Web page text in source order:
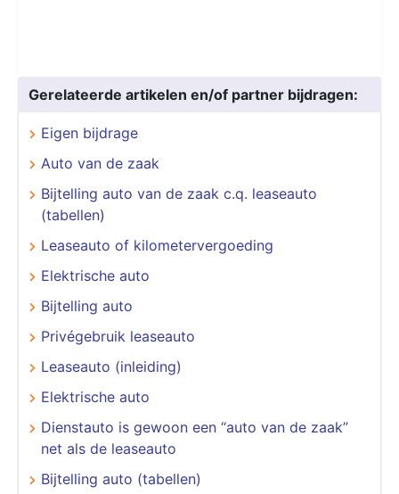
Gerelateerde artikelen en/of partner bijdragen:
Eigen bijdrage
Auto van de zaak
Bijtelling auto van de zaak c.q. leaseauto
(tabellen)
Leaseauto of kilometervergoeding
Elektrische auto
Bijtelling auto
Privégebruik leaseauto
Leaseauto (inleiding)
Elektrische auto
Dienstauto is gewoon een “auto van de zaak”
net als de leaseauto
Bijtelling auto (tabellen)